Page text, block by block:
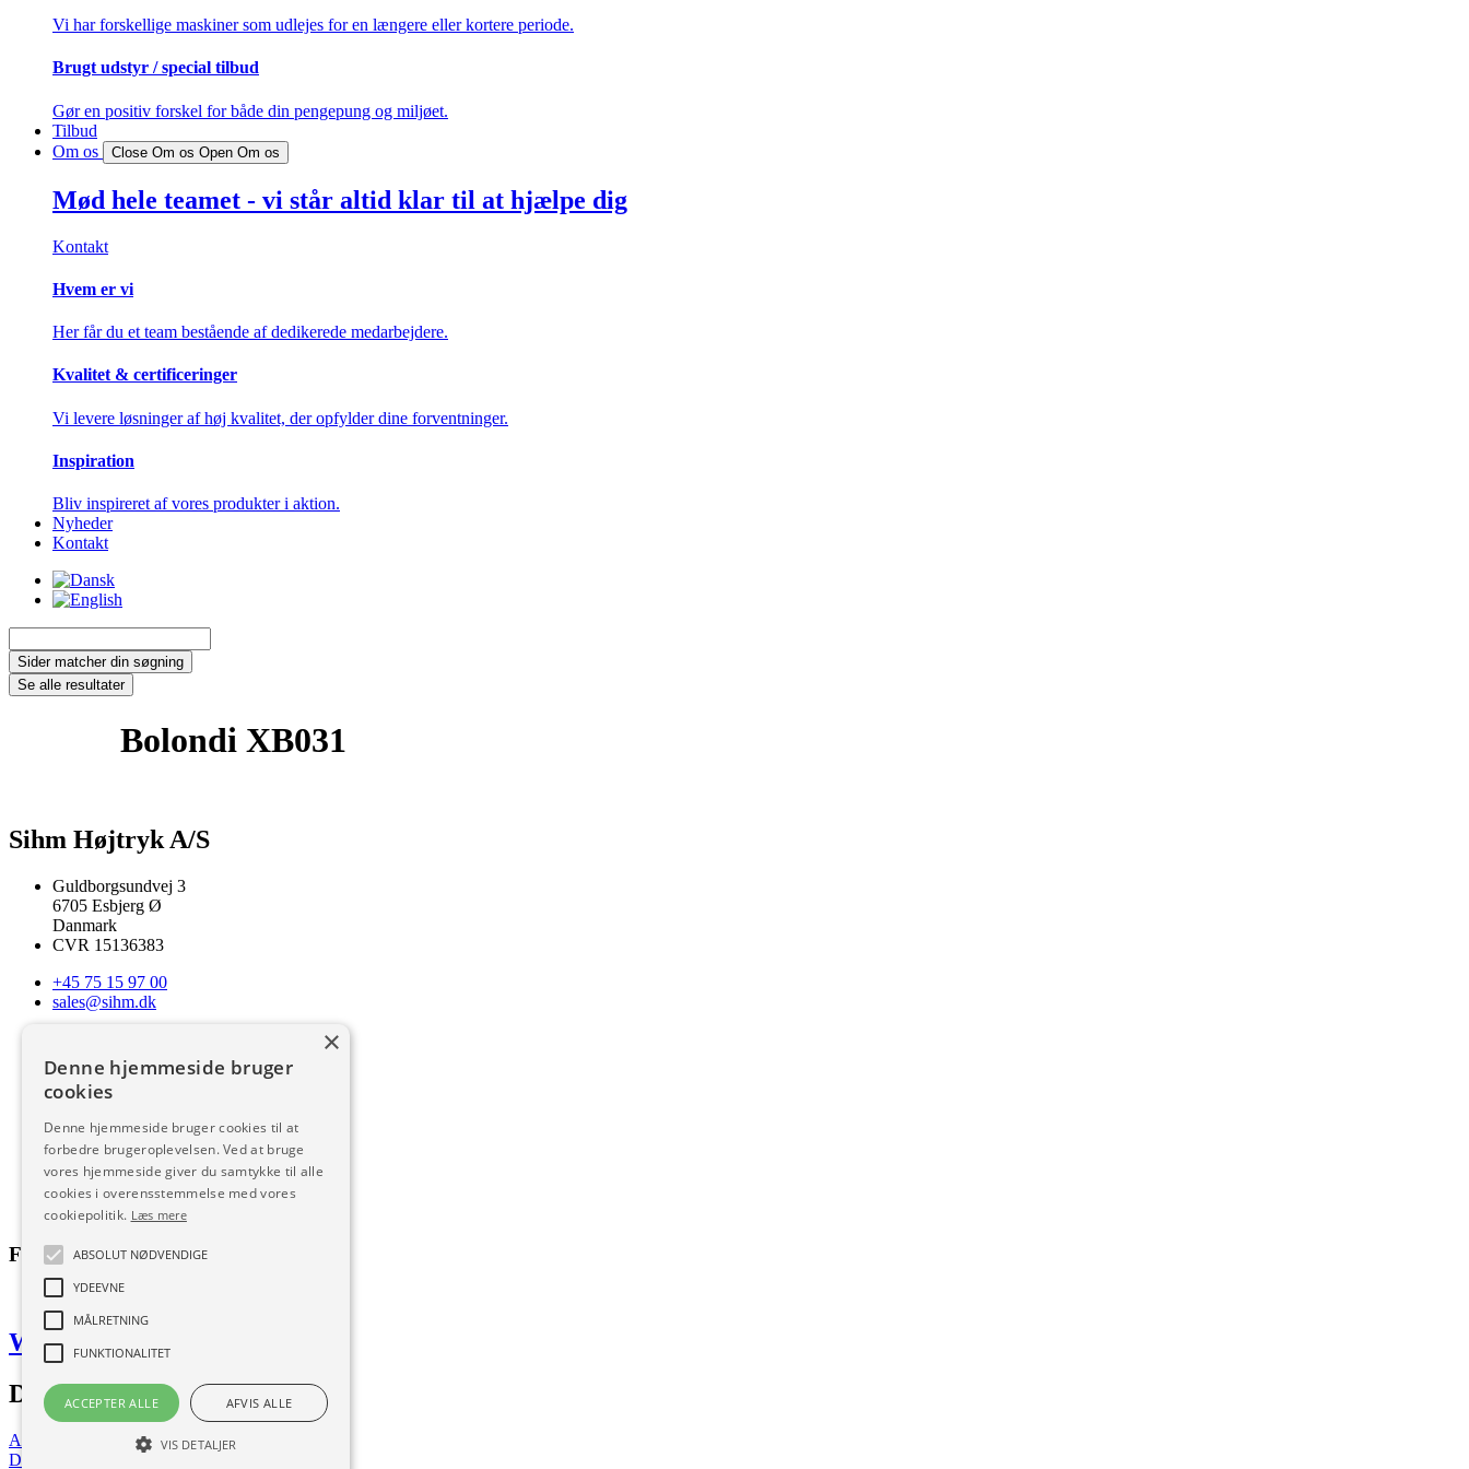
Vi har forskellige maskiner som udlejes for en længere eller kortere periode.
Brugt udstyr / special tilbud
Gør en positiv forskel for både din pengepung og miljøet.
Tilbud
Om os
Close Om os Open Om os
Mød hele teamet - vi står altid klar til at hjælpe dig
Kontakt
Hvem er vi
Her får du et team bestående af dedikerede medarbejdere.
Kvalitet & certificeringer
Vi levere løsninger af høj kvalitet, der opfylder dine forventninger.
Inspiration
Bliv inspireret af vores produkter i aktion.
Nyheder
Kontakt
...Sider matcher din søgning
Se alle resultater
Bolondi XB031
Sihm Højtryk A/S
Guldborgsundvej 3
6705 Esbjerg Ø
Danmark
CVR 15136383
+45 75 15 97 00
sales@sihm.dk
Fredag
7:00 – 15:30
Salgs- og leveringsbetingelser
Cookie- og persondatapolitik
Code of Conduct
Download
Følg med på
Web by Frufo
Download vores app
App Store
Download nu
×
Denne hjemmeside bruger
cookies
Denne hjemmeside bruger cookies til at
forbedre brugeroplevelsen. Ved at bruge
vores hjemmeside giver du samtykke til alle
cookies i overensstemmelse med vores
cookiepolitik. Læs mere
ABSOLUT NØDVENDIGE
YDEEVNE
MÅLRETNING
FUNKTIONALITET
ACCEPTER ALLE AFVIS ALLE
VIS DETALJER